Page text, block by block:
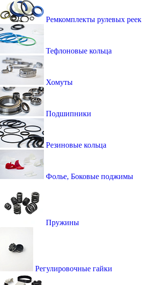
Ремкомплекты рулевых реек
Тефлоновые кольца
Хомуты
Подшипники
Резиновые кольца
Фолье, Боковые поджимы
Пружины
Регулировочные гайки